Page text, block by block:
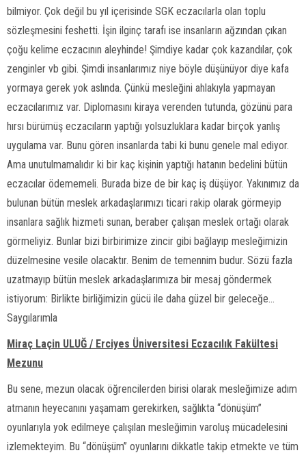
bilmiyor. Çok değil bu yıl içerisinde SGK eczacılarla olan toplu
sözleşmesini feshetti. İşin ilginç tarafı ise insanların ağzından çıkan
çoğu kelime eczacının aleyhinde! Şimdiye kadar çok kazandılar, çok
zenginler vb gibi. Şimdi insanlarımız niye böyle düşünüyor diye kafa
yormaya gerek yok aslında. Çünkü mesleğini ahlakıyla yapmayan
eczacılarımız var. Diplomasını kiraya verenden tutunda, gözünü para
hırsı bürümüş eczacıların yaptığı yolsuzluklara kadar birçok yanlış
uygulama var. Bunu gören insanlarda tabi ki bunu genele mal ediyor.
Ama unutulmamalıdır ki bir kaç kişinin yaptığı hatanın bedelini bütün
eczacılar ödememeli. Burada bize de bir kaç iş düşüyor. Yakınımız da
bulunan bütün meslek arkadaşlarımızı ticari rakip olarak görmeyip
insanlara sağlık hizmeti sunan, beraber çalışan meslek ortağı olarak
görmeliyiz. Bunlar bizi birbirimize zincir gibi bağlayıp mesleğimizin
düzelmesine vesile olacaktır. Benim de temennim budur. Sözü fazla
uzatmayıp bütün meslek arkadaşlarımıza bir mesaj göndermek
istiyorum: Birlikte birliğimizin gücü ile daha güzel bir geleceğe…
Saygılarımla
Miraç Laçin ULUĞ / Erciyes Üniversitesi Eczacılık Fakültesi
Mezunu
Bu sene, mezun olacak öğrencilerden birisi olarak mesleğimize adım
atmanın heyecanını yaşamam gerekirken, sağlıkta “dönüşüm”
oyunlarıyla yok edilmeye çalışılan mesleğimin varoluş mücadelesini
izlemekteyim. Bu “dönüşüm” oyunlarını dikkatle takip etmekte ve tüm